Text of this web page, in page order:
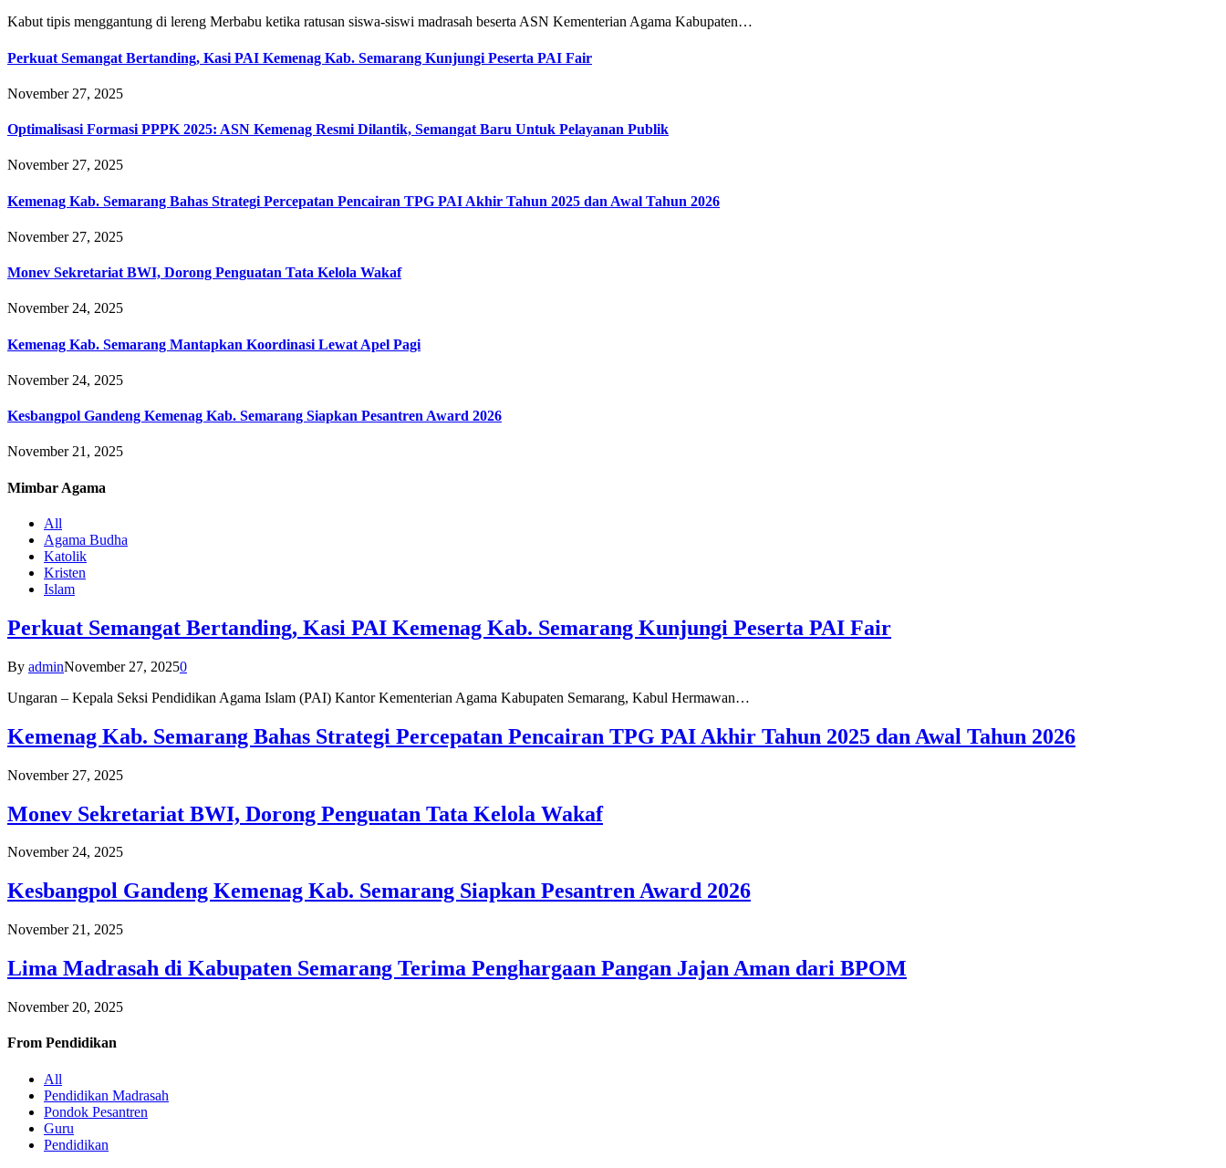
Kabut tipis menggantung di lereng Merbabu ketika ratusan siswa-siswi madrasah beserta ASN Kementerian Agama Kabupaten…
Perkuat Semangat Bertanding, Kasi PAI Kemenag Kab. Semarang Kunjungi Peserta PAI Fair
November 27, 2025
Optimalisasi Formasi PPPK 2025: ASN Kemenag Resmi Dilantik, Semangat Baru Untuk Pelayanan Publik
November 27, 2025
Kemenag Kab. Semarang Bahas Strategi Percepatan Pencairan TPG PAI Akhir Tahun 2025 dan Awal Tahun 2026
November 27, 2025
Monev Sekretariat BWI, Dorong Penguatan Tata Kelola Wakaf
November 24, 2025
Kemenag Kab. Semarang Mantapkan Koordinasi Lewat Apel Pagi
November 24, 2025
Kesbangpol Gandeng Kemenag Kab. Semarang Siapkan Pesantren Award 2026
November 21, 2025
Mimbar Agama
All
Agama Budha
Katolik
Kristen
Islam
Perkuat Semangat Bertanding, Kasi PAI Kemenag Kab. Semarang Kunjungi Peserta PAI Fair
By adminNovember 27, 20250
Ungaran – Kepala Seksi Pendidikan Agama Islam (PAI) Kantor Kementerian Agama Kabupaten Semarang, Kabul Hermawan…
Kemenag Kab. Semarang Bahas Strategi Percepatan Pencairan TPG PAI Akhir Tahun 2025 dan Awal Tahun 2026
November 27, 2025
Monev Sekretariat BWI, Dorong Penguatan Tata Kelola Wakaf
November 24, 2025
Kesbangpol Gandeng Kemenag Kab. Semarang Siapkan Pesantren Award 2026
November 21, 2025
Lima Madrasah di Kabupaten Semarang Terima Penghargaan Pangan Jajan Aman dari BPOM
November 20, 2025
From Pendidikan
All
Pendidikan Madrasah
Pondok Pesantren
Guru
Pendidikan